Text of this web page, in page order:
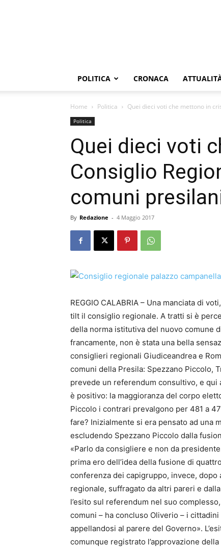
POLITICA CRONACA
Home Politica Quei dieci voti che mettono in
Politica
Quei dieci voti
Consiglio
comuni
By Redazione - 4 Maggio 2017
REGGIO CALABRIA – Una manciata di
tilt il consiglio regionale. A tratti si è
della norma istitutiva del nuovo comune
francamente, non è stata una bella
consiglieri regionali Giudiceandrea e
comuni della Presila: Spezzano Piccolo,
prevede un referendum consultivo, e qui
è positivo: la maggioranza del corpo
Piccolo i contrari prevalgono per 481 a
fare? Inizialmente si era pensato ad una
escludendo Spezzano Piccolo dalla
«Parlo da consigliere e non da
prima ero dell’idea della fusione di
conferenza dei capigruppo, invece,
regionale, suffragato da altri pareri e
l’esito sul referendum nel suo
comuni – ha concluso Oliverio – i
appellandosi al parere del Governo».
comunque registrato l’approvazione